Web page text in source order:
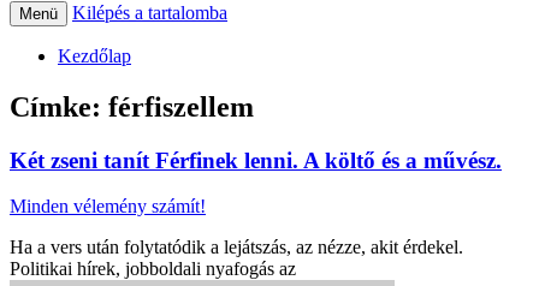
Menü Kilépés a tartalomba
Kezdőlap
Címke: férfiszellem
Két zseni tanít Férfinek lenni. A költő és a művész.
Minden vélemény számít!
Ha a vers után folytatódik a lejátszás, az nézze, akit érdekel.
Politikai hírek, jobboldali nyafogás az